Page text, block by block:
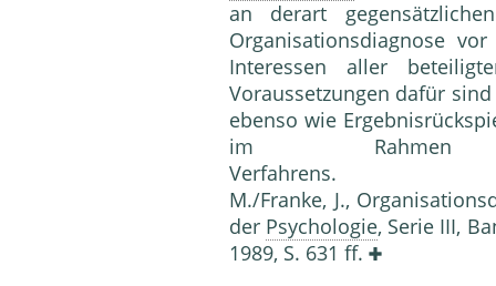
an derart
Organisationsdiagnose
Interessen aller
Voraussetzungen dafür
ebenso wie
im
Verfahrens.
M./Franke, J.,
der Psychologie, Serie III,
1989, S. 631 ff.